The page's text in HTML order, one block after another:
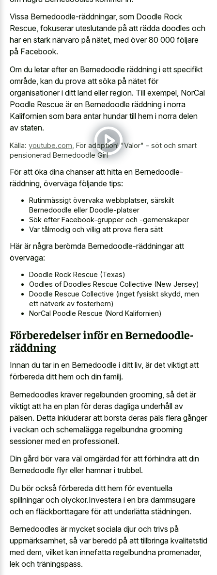
Vissa Bernedoodle-räddningar, som Doodle Rock
Rescue, fokuserar uteslutande på att rädda doodles och
har en stark närvaro på nätet, med över 80 000 följare
på Facebook.
Om du letar efter en Bernedoodle räddning i ett specifikt
område, kan du prova att söka på nätet för
organisationer i ditt land eller region. Till exempel, NorCal
Poodle Rescue är en Bernedoodle räddning i norra
Kalifornien som bara antar hundar till hem i norra delen
av staten.
Källa: youtube.com För adoption! "Valor" - söt och smart
pensionerad Bernedoodle Girl
För att öka dina chanser att hitta en Bernedoodle-
räddning, överväga följande tips:
Rutinmässigt övervaka webbplatser, särskilt
Bernedoodle eller Doodle-platser
Sök efter Facebook-grupper och -gemenskaper
Var tålmodig och villig att prova flera sätt
Här är några berömda Bernedoodle-räddningar att
överväga:
Doodle Rock Rescue (Texas)
Oodles of Doodles Rescue Collective (New Jersey)
Doodle Rescue Collective (inget fysiskt skydd, men
ett nätverk av fosterhem)
NorCal Poodle Rescue (Nord Kalifornien)
Förberedelser inför en Bernedoodle-
räddning
Innan du tar in en Bernedoodle i ditt liv, är det viktigt att
förbereda ditt hem och din familj.
Bernedoodles kräver regelbunden grooming, så det är
viktigt att ha en plan för deras dagliga underhåll av
pälsen. Detta inkluderar att borsta deras päls flera gånger
i veckan och schemalägga regelbundna grooming
sessioner med en professionell.
Din gård bör vara väl omgärdad för att förhindra att din
Bernedoodle flyr eller hamnar i trubbel.
Du bör också förbereda ditt hem för eventuella
spillningar och olyckor.Investera i en bra dammsugare
och en fläckborttagare för att underlätta städningen.
Bernedoodles är mycket sociala djur och trivs på
uppmärksamhet, så var beredd på att tillbringa kvalitetstid
med dem, vilket kan innefatta regelbundna promenader,
lek och träningspass.